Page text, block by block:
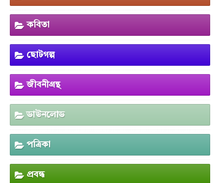
কবিতা
ছোটগল্প
জীবনীগ্রন্থ
ডাউনলোড
পত্রিকা
প্রবন্ধ